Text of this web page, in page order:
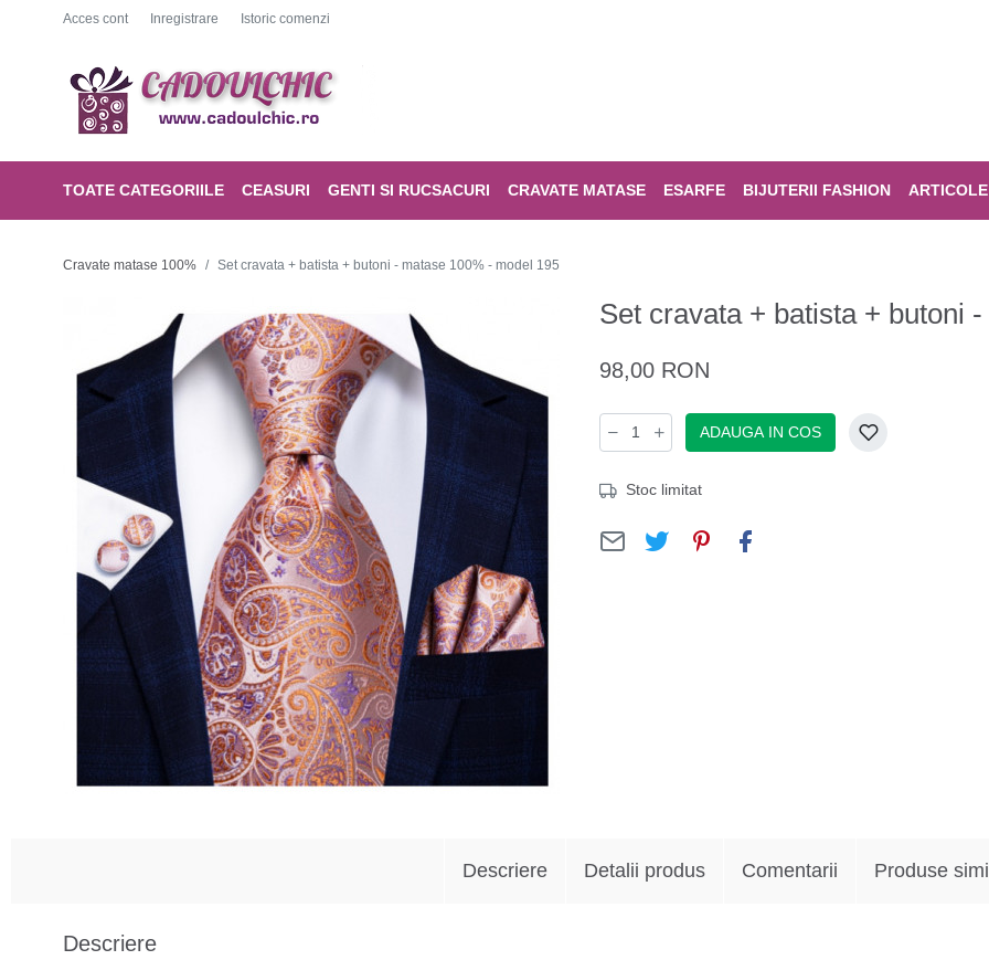
Acces cont Inregistrare Istoric comenzi
TOATE CATEGORIILE CEASURI GENTI SI RUCSACURI CRAVATE MATASE ESARFE BIJUTERII FASHION
Cravate matase 100% Set cravata + batista + butoni - matase 100% - model 195
Set cravata + batista + butoni
98,00 RON
ADAUGA IN COS
Stoc limitat
Descriere Detalii produs Comentarii Produse
Descriere